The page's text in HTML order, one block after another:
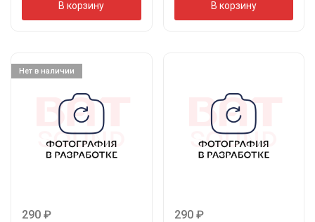
В корзину В корзину
Нет в наличии
290 ₽ 290 ₽